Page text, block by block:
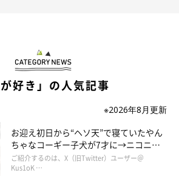
この投稿をInstagramで見る
が好き」の人気記事
※2026年8月更新
お迎え初日から“ヘソ天”で寝ていたやん
ちゃなコーギー子犬が7才に→ニコニ
コ“コーギースマイル”が魅力のコに成
長！
ご紹介するのは、X（旧Twitter）ユーザー＠
Kus1oK …